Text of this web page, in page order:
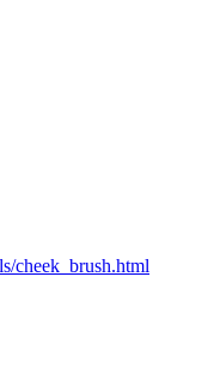
cheek_brush.html